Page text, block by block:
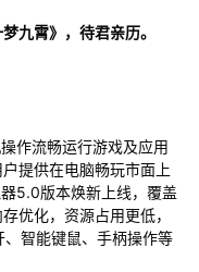
梦九霄》，待君亲历。
作流畅运行游戏及应用
提供在电脑畅玩市面上
5.0版本焕新上线，覆盖
优化，资源占用更低，
智能键鼠、手柄操作等